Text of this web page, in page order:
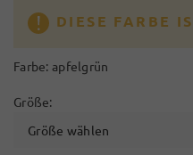
DIESE FARBE
Farbe: apfelgrün
Größe:
Größe wählen